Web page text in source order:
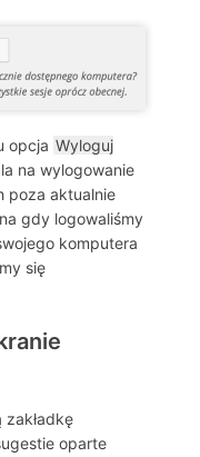
opcja Wyloguj
na wylogowanie
poza aktualnie
gdy logowaliśmy
komputera
się
oparte